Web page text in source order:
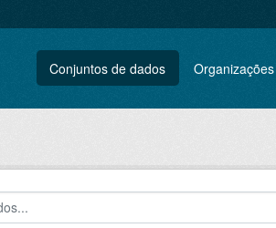
Conjuntos de dados Organizações